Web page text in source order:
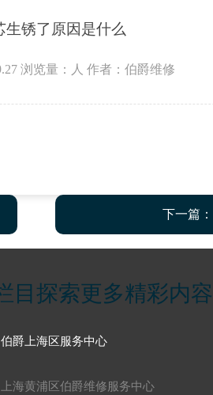
生锈了原因是什么
浏览量： 人 作者：伯爵维修
下一篇：
目探索更多精彩内容
伯爵上海区服务中心
上海黄浦区伯爵维修服务中心